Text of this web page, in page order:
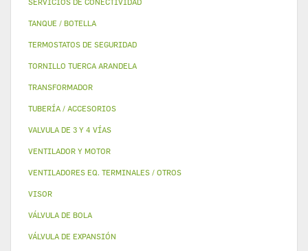
TANQUE / BOTELLA
TERMOSTATOS DE SEGURIDAD
TORNILLO TUERCA ARANDELA
TRANSFORMADOR
TUBERÍA / ACCESORIOS
VALVULA DE 3 Y 4 VÍAS
VENTILADOR Y MOTOR
VENTILADORES EQ. TERMINALES / OTROS
VISOR
VÁLVULA DE BOLA
VÁLVULA DE EXPANSIÓN